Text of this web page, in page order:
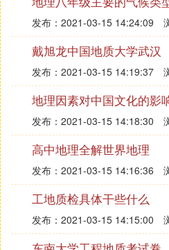
736人，在职职工中有专回
职工平均年答龄42岁。全队
名，其中在职职工党员115
名，家属党员5名。
I. 辽宁省核工业地质局
质单位
辽宁省核工业地质局二四一
隶属于辽宁省核工业地质版
市。曾荣获核工业部“功勋地
体”和“文明单位”等荣誉称
地方经济发展做出了突出贡
发布：2021-03-15 14:24:09
戴旭龙中国地质大学武汉
发布：2021-03-15 14:19:37
地理因素对中国文化的影
发布：2021-03-15 14:18:30
高中地理全解世界地理
发布：2021-03-15 14:16:36
工地质检具体干些什么
发布：2021-03-15 14:15:00